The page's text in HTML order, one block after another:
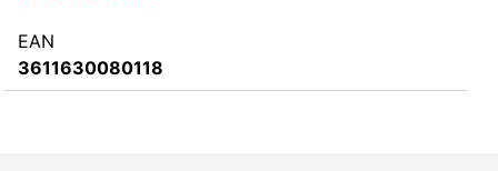
EAN
3611630080118